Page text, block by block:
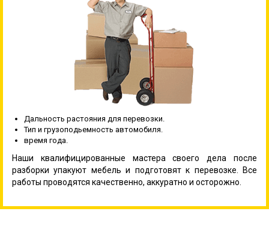
Дальность растояния для перевозки.
Тип и грузоподьемность автомобиля.
время года.
Наши квалифицированные мастера своего дела после
разборки упакуют мебель и подготовят к перевозке. Все
работы проводятся качественно, аккуратно и осторожно.